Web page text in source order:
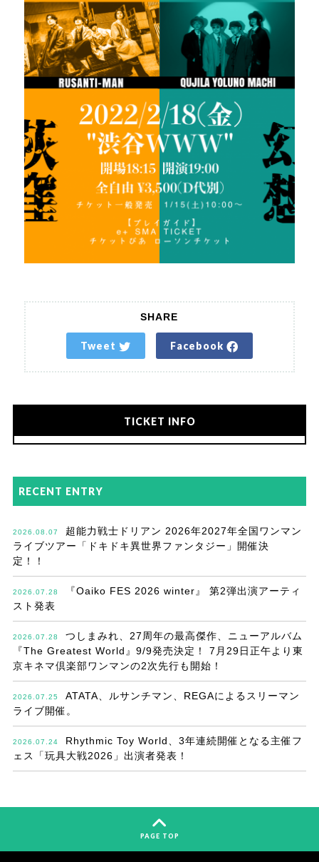
SHARE
Tweet Facebook
TICKET INFO
RECENT ENTRY
2026.08.07
超能力戦士ドリアン 2026年2027年全国ワンマン
ライブツアー「ドキドキ異世界ファンタジー」開催決
定！！
2026.07.28
『Oaiko FES 2026 winter』 第2弾出演アーティ
スト発表
2026.07.28
つしまみれ、27周年の最高傑作、ニューアルバム
『The Greatest World』9/9発売決定！ 7月29日正午より東
京キネマ倶楽部ワンマンの2次先行も開始！
2026.07.25
ATATA、ルサンチマン、REGAによるスリーマン
ライブ開催。
2026.07.24
Rhythmic Toy World、3年連続開催となる主催フ
ェス「玩具大戦2026」出演者発表！
PAGE TOP